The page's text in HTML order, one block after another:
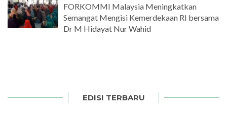
FORKOMMI Malaysia Meningkatkan
Semangat Mengisi Kemerdekaan RI bersama
Dr M Hidayat Nur Wahid
EDISI TERBARU